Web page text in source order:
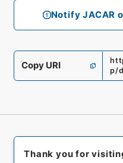
Notify JACAR
Copy URI
p/
Thank you for